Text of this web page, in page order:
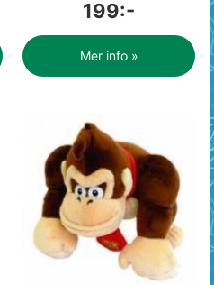
199:-
Mer info »